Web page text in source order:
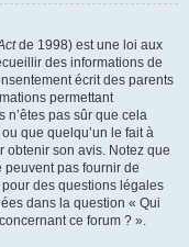
de 1998) est une loi aux
des informations de
écrit des parents
permettant
n’êtes pas sûr que cela
que quelqu’un le fait à
obtenir son avis. Notez que
pas fournir de
des questions légales
dans la question « Qui
ce forum ? ».